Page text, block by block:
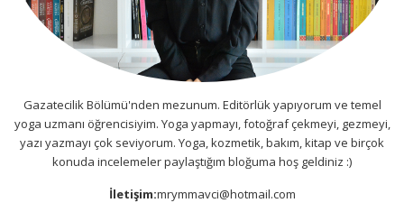
Gazatecilik Bölümü'nden mezunum. Editörlük yapıyorum ve temel
yoga uzmanı öğrencisiyim. Yoga yapmayı, fotoğraf çekmeyi, gezmeyi,
yazı yazmayı çok seviyorum. Yoga, kozmetik, bakım, kitap ve birçok
konuda incelemeler paylaştığım bloğuma hoş geldiniz :)
İletişim:mrymmavci@hotmail.com